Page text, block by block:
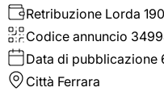
Retribuzione Lorda
Codice annuncio
Data di pubblicazione
Città Ferrara